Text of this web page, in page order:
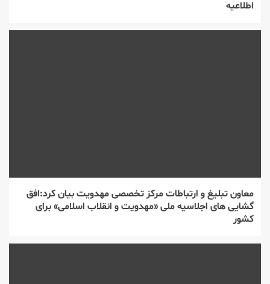
اطلاعیه
معاون تبلیغ و ارتباطات مركز تخصصی مهدویت بیان كرد:افق
گشایی های اجلاسیه ملی «مهدویت و انقلاب اسلامی» برای
كشور